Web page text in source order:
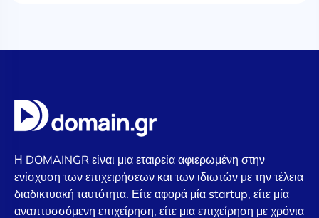
Η DOMAINGR είναι μια εταιρεία αφιερωμένη στην
ενίσχυση των επιχειρήσεων και των ιδιωτών με την τέλεια
διαδικτυακή ταυτότητα. Είτε αφορά μία startup, είτε μία
αναπτυσσόμενη επιχείρηση, είτε μια επιχείρηση με χρόνια